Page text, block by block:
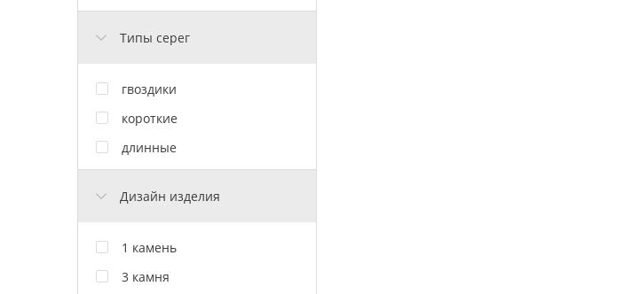
Типы серег
гвоздики
короткие
длинные
Дизайн изделия
1 камень
3 камня